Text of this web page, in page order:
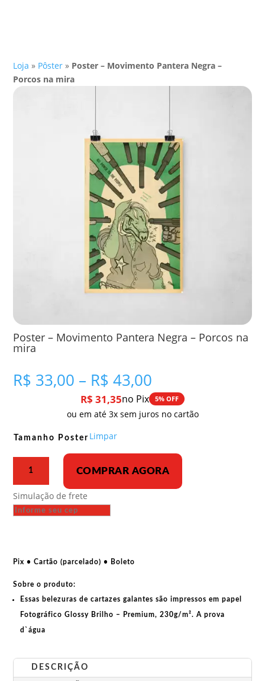
Loja » Pôster » Poster – Movimento Pantera Negra –
Porcos na mira
Poster – Movimento Pantera Negra – Porcos na
mira
R$ 33,00 – R$ 43,00
de
preço:
R$ 33,00
R$ 31,35no Pix 5% OFF
ou em até 3x sem juros no cartão
Tamanho Poster Limpar
Movimento
Pantera
Negra
na
quantidade
COMPRAR AGORA
Simulação de frete
Pix • Cartão (parcelado) • Boleto
Sobre o produto:
Essas belezuras de cartazes galantes são impressos em papel
Fotográfico Glossy Brilho – Premium, 230g/m². A prova
d`água
DESCRIÇÃO